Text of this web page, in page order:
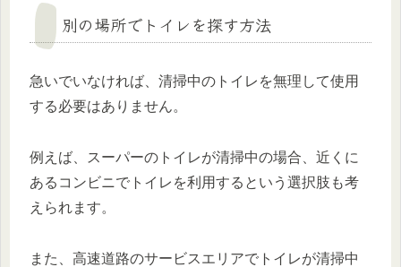
別の場所でトイレを探す方法
急いでいなければ、清掃中のトイレを無理して使用
する必要はありません。
例えば、スーパーのトイレが清掃中の場合、近くに
あるコンビニでトイレを利用するという選択肢も考
えられます。
また、高速道路のサービスエリアでトイレが清掃中